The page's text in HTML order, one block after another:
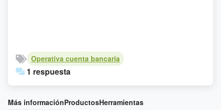
Operativa cuenta bancaria
1 respuesta
Más informaciónProductosHerramientas